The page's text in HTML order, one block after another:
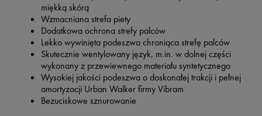
miękką skórą
Wzmacniana strefa piety
Dodatkowa ochrona strefy palców
Lekko wywinięta podeszwa chroniąca strefę palców
Skutecznie wentylowany język, m.in. w dolnej części
wykonany z przewiewnego materiału syntetycznego
Wysokiej jakości podeszwa o doskonałej trakcji i pełnej
amortyzacji Urban Walker firmy Vibram
Bezuciskowe sznurowanie